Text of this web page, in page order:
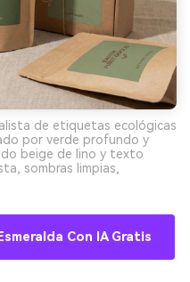
de etiquetas ecológicas
por verde profundo y
beige de lino y texto
sombras limpias,
Con IA Gratis